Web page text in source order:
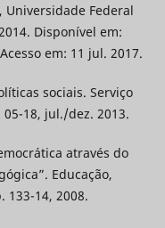
Universidade Federal
Disponível em:
em: 11 jul. 2017.
sociais. Serviço
18, jul./dez. 2013.
através do
Educação,
133-14, 2008.